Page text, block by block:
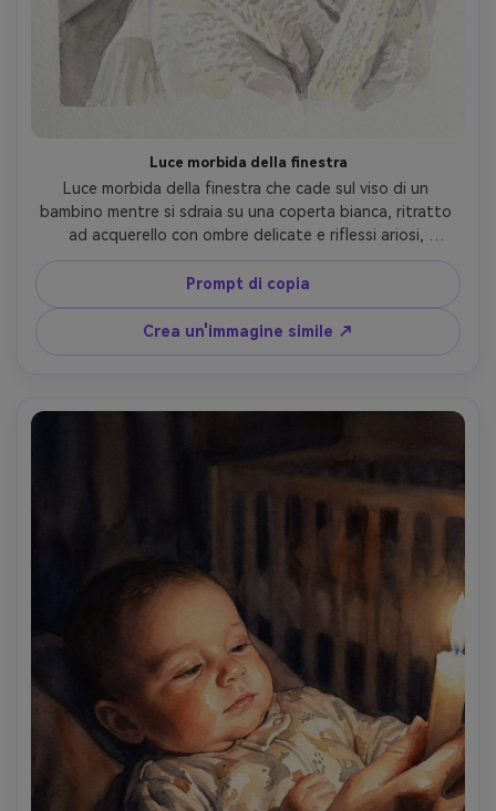
Luce morbida della finestra
Luce morbida della finestra che cade sul viso di un
bambino mentre si sdraia su una coperta bianca, ritratto
ad acquerello con ombre delicate e riflessi ariosi,
tavolozza pastello minimale, somiglianza e proporzioni
attente, trama di carta pressata a freddo, umore calmo e
silenzioso, semplice composizione centrata per la stampa,
obiettivo da 85 mm, profondità di campo bassa-AR 4:5
Prompt di copia
Crea un'immagine simile ↗